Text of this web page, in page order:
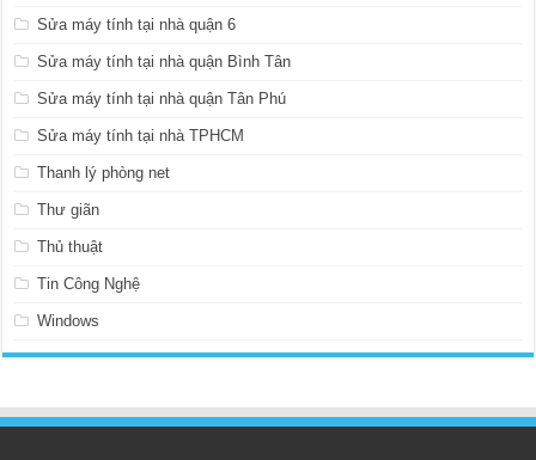
Sửa máy tính tại nhà quận 6
Sửa máy tính tại nhà quận Bình Tân
Sửa máy tính tại nhà quận Tân Phú
Sửa máy tính tại nhà TPHCM
Thanh lý phòng net
Thư giãn
Thủ thuật
Tin Công Nghệ
Windows